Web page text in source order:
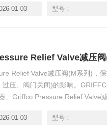
01-03 型号：
Relief Valve减压阀
Relief Valve减压阀(M系列)，
过压、阀门关闭)的影响。
、Griffco Pressure Relief Valve
01-03 型号：